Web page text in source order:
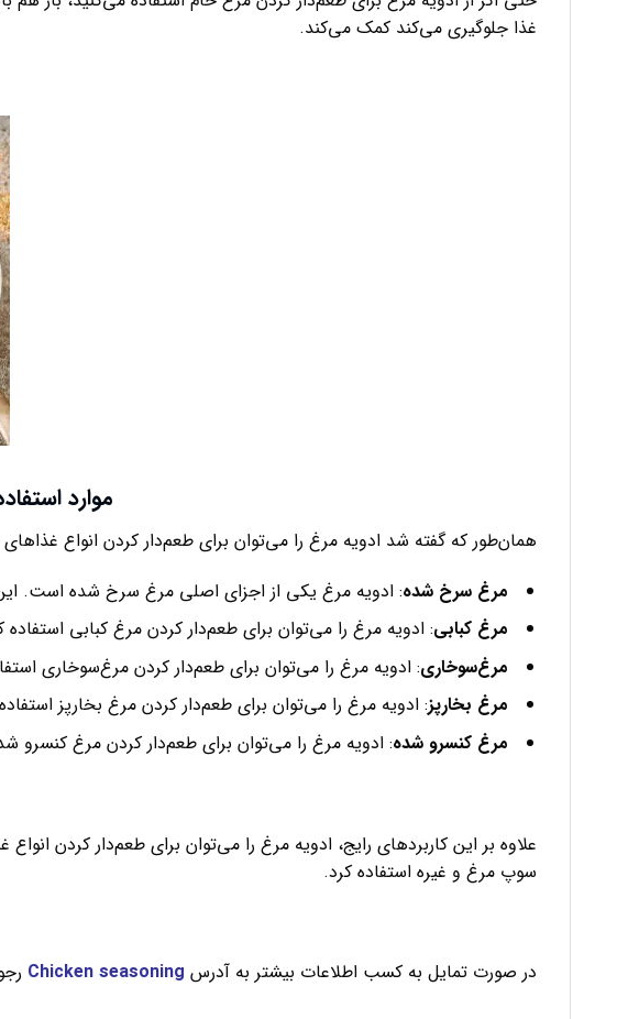
غذا جلوگیری می‌کند کمک می‌کند.
موارد استفاده
همان‌طور که گفته شد ادویه مرغ را می‌توان برای طعم‌دار کردن انواع غذاهای
مرغ سرخ شده: ادویه مرغ یکی از اجزای اصلی مرغ سرخ شده است.
مرغ کبابی: ادویه مرغ را می‌توان برای طعم‌دار کردن مرغ کبابی
مرغ‌سوخاری: ادویه مرغ را می‌توان برای طعم‌دار کردن مرغ‌سوخاری
مرغ بخارپز: ادویه مرغ را می‌توان برای طعم‌دار کردن مرغ بخارپز
مرغ کنسرو شده: ادویه مرغ را می‌توان برای طعم‌دار کردن مرغ
علاوه بر این کاربردهای رایج، ادویه مرغ را می‌توان برای طعم‌دار کردن
سوپ مرغ و غیره استفاده کرد.
در صورت تمایل به کسب اطلاعات بیشتر به آدرس Chicken seasoning